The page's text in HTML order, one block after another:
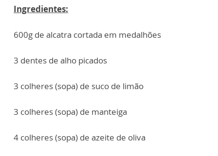
Ingredientes:
600g de alcatra cortada em medalhões
3 dentes de alho picados
3 colheres (sopa) de suco de limão
3 colheres (sopa) de manteiga
4 colheres (sopa) de azeite de oliva